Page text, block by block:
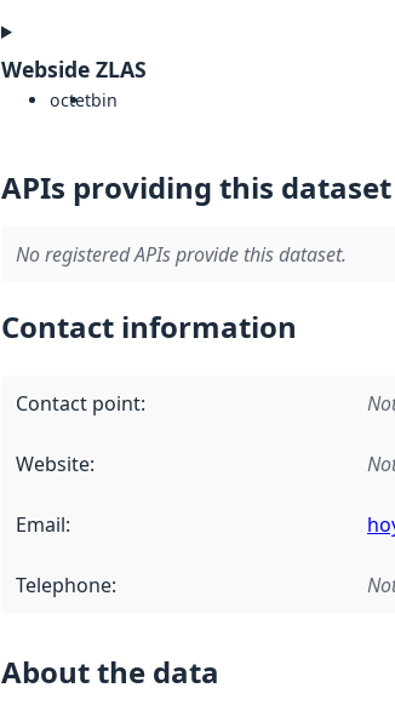
Webside ZLAS
octetbin
APIs providing this dataset
No registered APIs provide this dataset.
Contact information
Contact point:
Website:
Email:
Telephone:
About the data